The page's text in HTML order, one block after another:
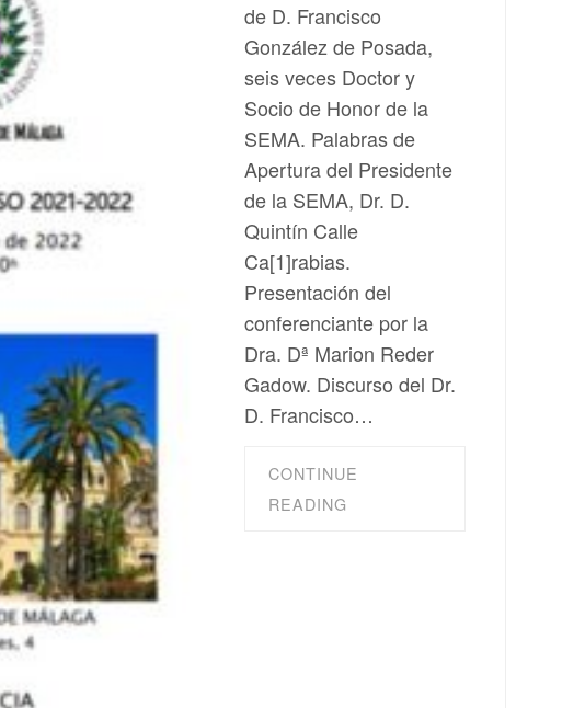
de D. Francisco
González de Posada,
seis veces Doctor y
Socio de Honor de la
SEMA. Palabras de
Apertura del Presidente
de la SEMA, Dr. D.
Quintín Calle
Ca[1]rabias.
Presentación del
conferenciante por la
Dra. Dª Marion Reder
Gadow. Discurso del Dr.
D. Francisco…
CONTINUE
READING